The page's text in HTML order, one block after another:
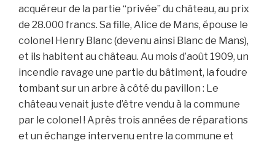
acquéreur de la partie “privée” du château, au prix
de 28.000 francs. Sa fille, Alice de Mans, épouse le
colonel Henry Blanc (devenu ainsi Blanc de Mans),
et ils habitent au château. Au mois d’août 1909, un
incendie ravage une partie du bâtiment, la foudre
tombant sur un arbre à côté du pavillon : Le
château venait juste d’être vendu à la commune
par le colonel ! Après trois années de réparations
et un échange intervenu entre la commune et